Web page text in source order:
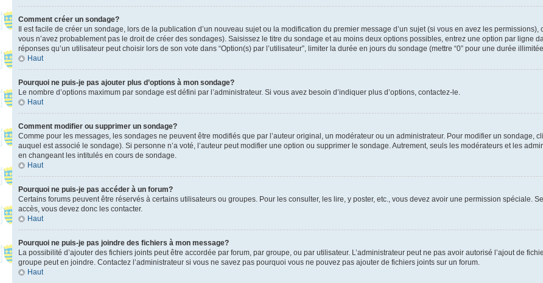
Comment créer un sondage?
Il est facile de créer un sondage, lors de la publication d’un nouveau sujet ou la modification du premier message d’un sujet (si vous en avez les permissions),
vous n’avez probablement pas le droit de créer des sondages). Saisissez le titre du sondage et au moins deux options possibles, entrez une option par ligne
réponses qu’un utilisateur peut choisir lors de son vote dans “Option(s) par l’utilisateur”, limiter la durée en jours du sondage (mettre “0” pour une durée
Haut
Pourquoi ne puis-je pas ajouter plus d’options à mon sondage?
Le nombre d’options maximum par sondage est défini par l’administrateur. Si vous avez besoin d’indiquer plus d’options, contactez-le.
Haut
Comment modifier ou supprimer un sondage?
Comme pour les messages, les sondages ne peuvent être modifiés que par l’auteur original, un modérateur ou un administrateur. Pour modifier un sondage,
auquel est associé le sondage). Si personne n’a voté, l’auteur peut modifier une option ou supprimer le sondage. Autrement, seuls les modérateurs et les
en changeant les intitulés en cours de sondage.
Haut
Pourquoi ne puis-je pas accéder à un forum?
Certains forums peuvent être réservés à certains utilisateurs ou groupes. Pour les consulter, les lire, y poster, etc., vous devez avoir une permission spéciale.
accès, vous devez donc les contacter.
Haut
Pourquoi ne puis-je pas joindre des fichiers à mon message?
La possibilité d’ajouter des fichiers joints peut être accordée par forum, par groupe, ou par utilisateur. L’administrateur peut ne pas avoir autorisé l’ajout de
groupe peut en joindre. Contactez l’administrateur si vous ne savez pas pourquoi vous ne pouvez pas ajouter de fichiers joints sur un forum.
Haut